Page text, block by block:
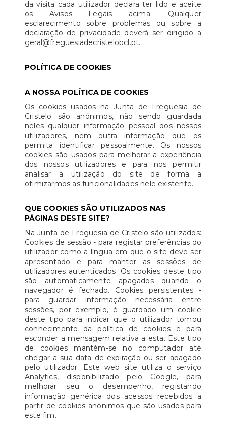
da visita cada utilizador declara ter lido e aceite
os Avisos Legais acima. Qualquer
esclarecimento sobre problemas ou sobre a
declaração de privacidade deverá ser dirigido a
geral@freguesiadecristelobcl.pt.
POLÍTICA DE COOKIES
A NOSSA POLÍTICA DE COOKIES
Os cookies usados na Junta de Freguesia de
Cristelo são anónimos, não sendo guardada
neles qualquer informação pessoal dos nossos
utilizadores, nem outra informação que os
permita identificar pessoalmente. Os nossos
cookies são usados para melhorar a experiência
dos nossos utilizadores e para nos permitir
analisar a utilização do site de forma a
otimizarmos as funcionalidades nele existente.
QUE COOKIES SÃO UTILIZADOS NAS
PÁGINAS DESTE SITE?
Na Junta de Freguesia de Cristelo são utilizados:
Cookies de sessão - para registar preferências do
utilizador como a língua em que o site deve ser
apresentado e para manter as sessões de
utilizadores autenticados. Os cookies deste tipo
são automaticamente apagados quando o
navegador é fechado. Cookies persistentes -
para guardar informação necessária entre
sessões, por exemplo, é guardado um cookie
deste tipo para indicar que o utilizador tomou
conhecimento da política de cookies e para
esconder a mensagem relativa a esta. Este tipo
de cookies mantém-se no computador até
chegar a sua data de expiração ou ser apagado
pelo utilizador. Este web site utiliza o serviço
Analytics, disponibilizado pelo Google, para
melhorar seu o desempenho, registando
informação genérica dos acessos recebidos a
partir de cookies anónimos que são usados para
este fim.